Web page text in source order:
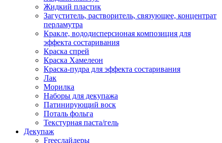
Жидкий пластик
Загуститель, растворитель, связующее, концентрат
перламутра
Кракле, вододисперсионая композиция для
эффекта состаривания
Краска спрей
Краска Хамелеон
Краска-пудра для эффекта состаривания
Лак
Морилка
Наборы для декупажа
Патинирующий воск
Поталь фольга
Текстурная паста/гель
Декупаж
Freeслайдеры